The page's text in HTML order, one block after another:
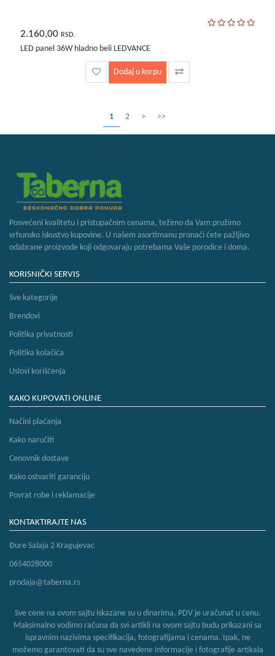
2.160,00 RSD.
LED panel 36W hladno beli LEDVANCE
Dodaj u korpu
1 2 > >>
Posvećeni kvalitetu i pristupačnim cenama, težimo da Vam pružimo
vrhunsko iskustvo kupovine. U našem asortimanu pronaći ćete pažljivo
odabrane proizvode koji odgovaraju potrebama Vaše porodice i doma.
KORISNIČKI SERVIS
Sve kategorije
Brendovi
Politika privatnosti
Politika kolačića
Uslovi korišćenja
KAKO KUPOVATI ONLINE
Načini plaćanja
Kako naručiti
Cenovnik dostave
Kako ostvariti garanciju
Povrat robe i reklamacije
KONTAKTIRAJTE NAS
Đure Salaja 2 Kragujevac
0654028000
prodaja@taberna.rs
Sve cene na ovom sajtu iskazane su u dinarima. PDV je uračunat u cenu.
Maksimalno vodimo računa da svi artikli na ovom sajtu budu prikazani sa
ispravnim nazivima specifikacija, fotografijama i cenama. Ipak, ne
možemo garantovati da su sve navedene informacije i fotografije artikala